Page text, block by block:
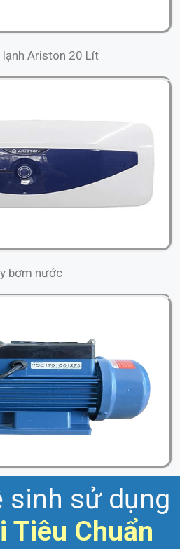
lạnh Ariston 20 Lít
bơm nước
sinh sử dụng
Tiêu Chuẩn